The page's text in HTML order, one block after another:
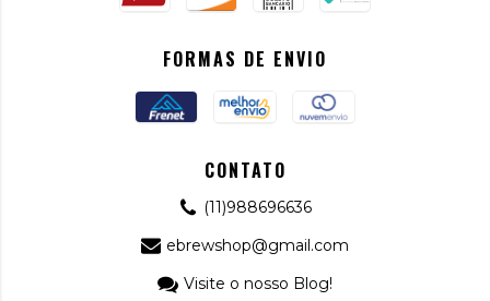
FORMAS DE ENVIO
CONTATO
(11)988696636
ebrewshop@gmail.com
Visite o nosso Blog!